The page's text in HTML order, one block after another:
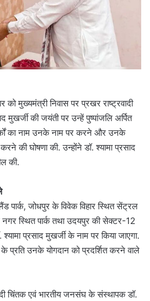
को मुख्यमंत्री निवास पर प्रखर राष्ट्रवादी
मुखर्जी की जयंती पर उन्हें पुष्पांजलि अर्पित
का नाम उनके नाम पर करने और उनके
की घोषणा की. उन्होंने डॉ. श्यामा प्रसाद
की.
पार्क, जोधपुर के विवेक विहार स्थित सेंट्रल
नगर स्थित पार्क तथा उदयपुर की सेक्टर-12
प्रसाद मुखर्जी के नाम पर किया जाएगा.
के प्रति उनके योगदान को प्रदर्शित करने वाले
चिंतक एवं भारतीय जनसंघ के संस्थापक डॉ.